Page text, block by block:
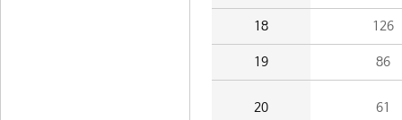
18 126
19 86
20 61